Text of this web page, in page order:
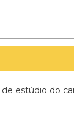
estúdio do